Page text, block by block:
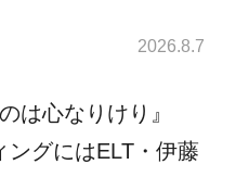
2026.8.7
は心なりけり』
グにはELT・伊藤